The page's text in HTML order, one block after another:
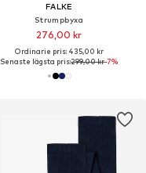
FALKE
Strumpbyxa
276,00 kr
Ordinarie pris: 435,00 kr
Senaste lägsta pris:299,00 kr-7%